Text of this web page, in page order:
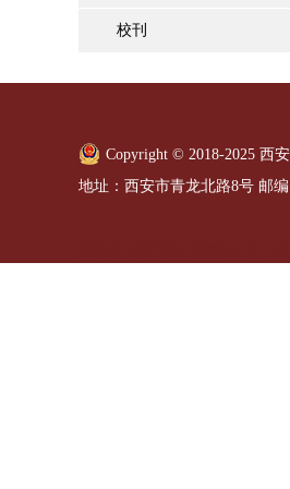
校刊
Copyright © 2018-2025 西
地址：西安市青龙北路8号 邮编